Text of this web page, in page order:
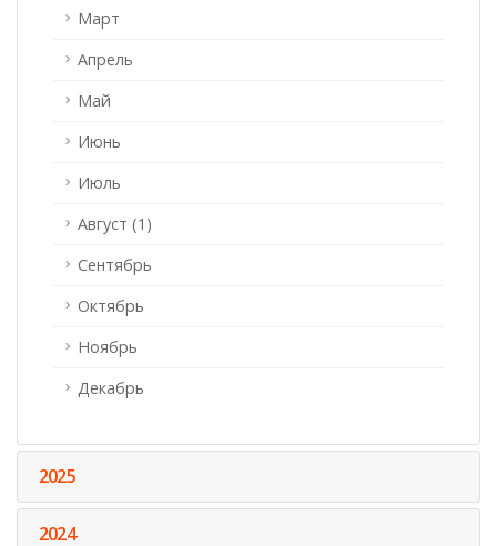
Март
Апрель
Май
Июнь
Июль
Август (1)
Сентябрь
Октябрь
Ноябрь
Декабрь
2025
2024